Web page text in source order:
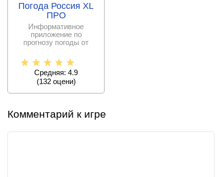
Погода Россия XL
ПРО
Информативное
приложение по
прогнозу погоды от
устройств.
Средняя: 4.9
(132оцени)
Комментарий к игре